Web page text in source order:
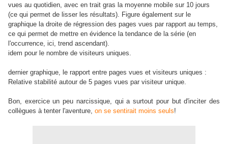
vues au quotidien, avec en trait gras la moyenne mobile sur 10 jours
(ce qui permet de lisser les résultats). Figure également sur le
graphique la droite de régression des pages vues par rapport au temps,
ce qui permet de mettre en évidence la tendance de la série (en
l'occurrence, ici, trend ascendant).
idem pour le nombre de visiteurs uniques.
dernier graphique, le rapport entre pages vues et visiteurs uniques :
Relative stabilité autour de 5 pages vues par visiteur unique.
Bon, exercice un peu narcissique, qui a surtout pour but d'inciter des
collègues à tenter l'aventure, on se sentirait moins seuls!